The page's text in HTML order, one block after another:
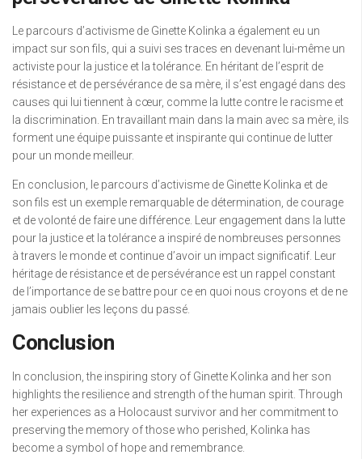
Le parcours d’activisme de Ginette Kolinka a également eu un
impact sur son fils, qui a suivi ses traces en devenant lui-même un
activiste pour la justice et la tolérance. En héritant de l’esprit de
résistance et de persévérance de sa mère, il s’est engagé dans des
causes qui lui tiennent à cœur, comme la lutte contre le racisme et
la discrimination. En travaillant main dans la main avec sa mère, ils
forment une équipe puissante et inspirante qui continue de lutter
pour un monde meilleur.
En conclusion, le parcours d’activisme de Ginette Kolinka et de
son fils est un exemple remarquable de détermination, de courage
et de volonté de faire une différence. Leur engagement dans la lutte
pour la justice et la tolérance a inspiré de nombreuses personnes
à travers le monde et continue d’avoir un impact significatif. Leur
héritage de résistance et de persévérance est un rappel constant
de l’importance de se battre pour ce en quoi nous croyons et de ne
jamais oublier les leçons du passé.
Conclusion
In conclusion, the inspiring story of Ginette Kolinka and her son
highlights the resilience and strength of the human spirit. Through
her experiences as a Holocaust survivor and her commitment to
preserving the memory of those who perished, Kolinka has
become a symbol of hope and remembrance.